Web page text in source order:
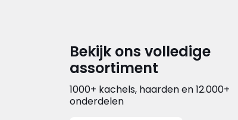
Bekijk ons volledige
assortiment
1000+ kachels, haarden en 12.000+
onderdelen